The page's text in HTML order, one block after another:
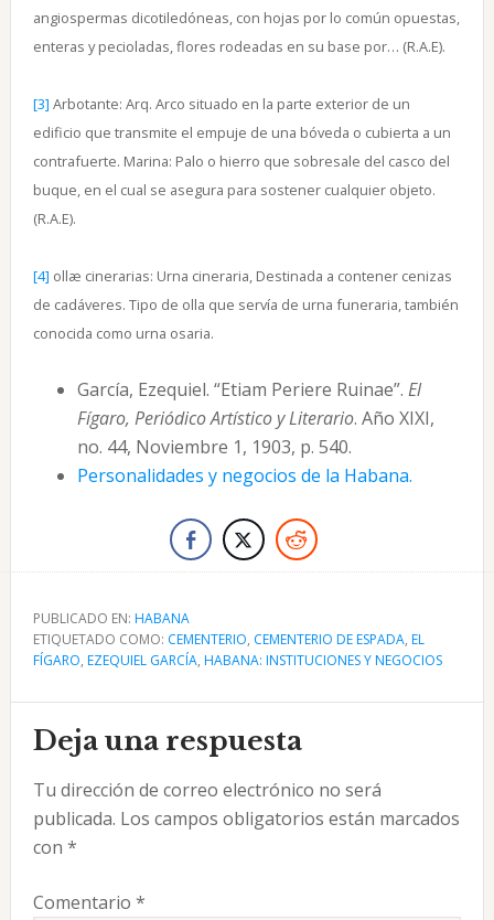
angiospermas dicotiledóneas, con hojas por lo común opuestas,
enteras y pecioladas, flores rodeadas en su base por… (R.A.E).
[3] Arbotante: Arq. Arco situado en la parte exterior de un
edificio que transmite el empuje de una bóveda o cubierta a un
contrafuerte. Marina: Palo o hierro que sobresale del casco del
buque, en el cual se asegura para sostener cualquier objeto.
(R.A.E).
[4] ollæ cinerarias: Urna cineraria, Destinada a contener cenizas
de cadáveres. Tipo de olla que servía de urna funeraria, también
conocida como urna osaria.
García, Ezequiel. “Etiam Periere Ruinae”. El
Fígaro, Periódico Artístico y Literario. Año XIXI,
no. 44, Noviembre 1, 1903, p. 540.
Personalidades y negocios de la Habana.
PUBLICADO EN: HABANA
ETIQUETADO COMO: CEMENTERIO, CEMENTERIO DE ESPADA, EL
FÍGARO, EZEQUIEL GARCÍA, HABANA: INSTITUCIONES Y NEGOCIOS
Interacciones
con
los
lectores
Deja una respuesta
Tu dirección de correo electrónico no será
publicada. Los campos obligatorios están marcados
con *
Comentario *